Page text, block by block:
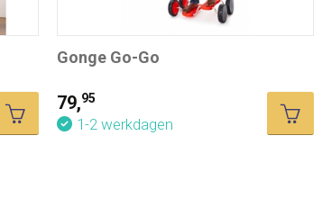
Gonge Go-Go
79,95
1-2 werkdagen